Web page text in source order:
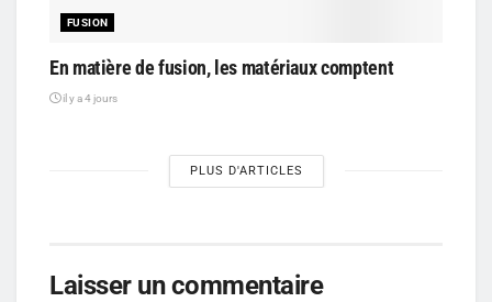
FUSION
En matière de fusion, les matériaux comptent
il y a 4 jours
PLUS D'ARTICLES
Laisser un commentaire